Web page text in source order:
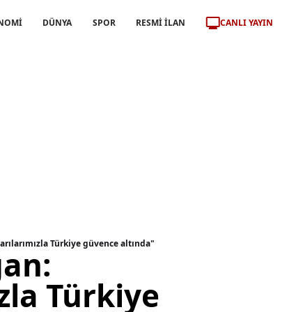
DÜNYA SPOR RESMİ İLAN CANLI YAYIN
Türkiye güvence altında"
Türkiye